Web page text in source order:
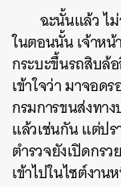
ฉะนั้นแล้ว ไม่
ในตอนนั้น เจ้าห
กระบะขึ้นรถสิบล้
เข้าใจว่า มาจอด
กรมการขนส่งทา
แล้วเช่นกัน แต่ปร
ตำรวจยังเปิดกร
เข้าไปในไซต์งา